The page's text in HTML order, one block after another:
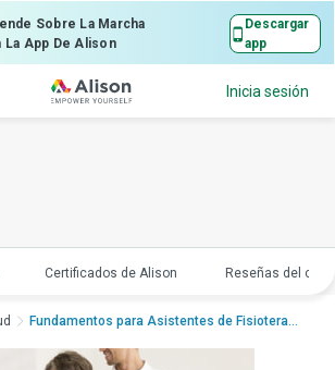
Sobre La Marcha
La App De Alison
Descargar
app
Inicia sesión
Certificados de Alison Reseñas del
Fundamentos para Asistentes de FisioterapiaFundamentos ...